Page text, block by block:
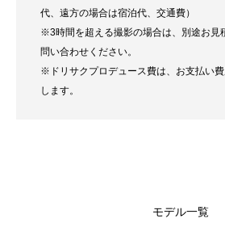
代、遠方の場合は宿泊代、交通費）
※3時間を超える撮影の場合は、別途お見
問い合わせください。
※ドリサクプロデュース費は、お支払い
します。
モデル一覧